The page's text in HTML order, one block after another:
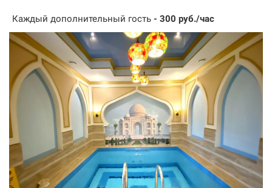
Каждый дополнительный гость - 300 руб./час